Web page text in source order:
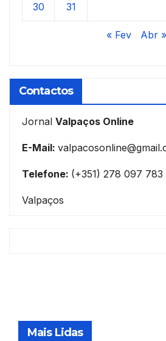
30 31
« Fev Abr »
Contactos
Jornal Valpaços Online
E-Mail:
Telefone: (+351) 278 097 783
Valpaços
Mais Lidas